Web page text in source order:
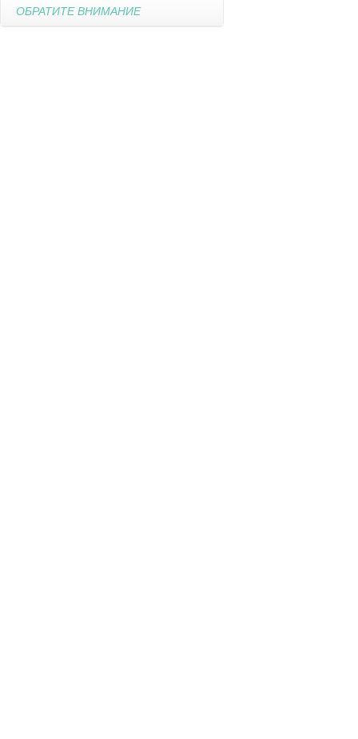
ОБРАТИТЕ ВНИМАНИЕ